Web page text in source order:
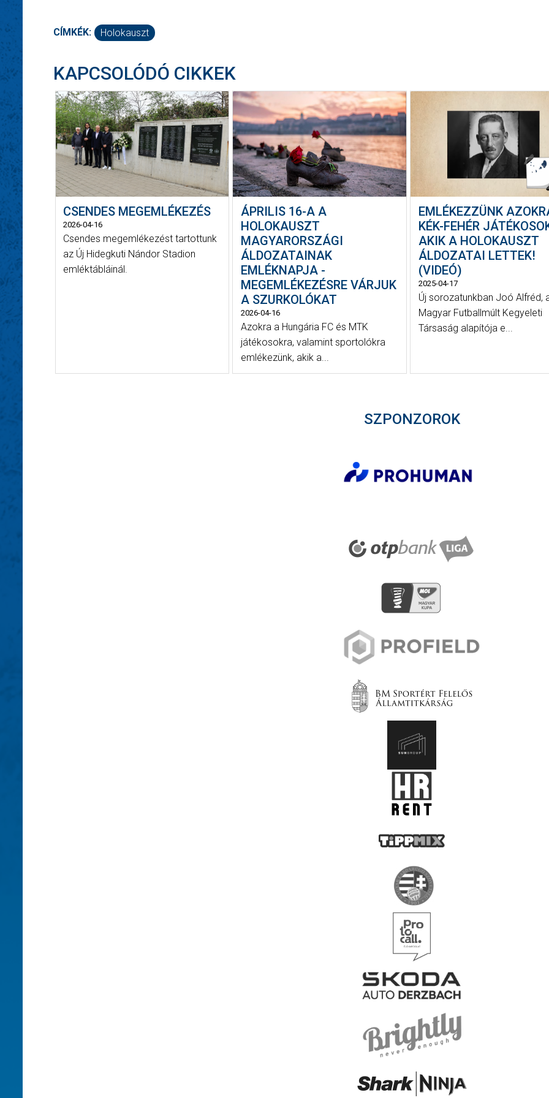
CÍMKÉK: Holokauszt
KAPCSOLÓDÓ CIKKEK
CSENDES MEGEMLÉKEZÉS
2026-04-16
Csendes megemlékezést tartottunk
az Új Hidegkuti Nándor Stadion
emléktábláinál.
ÁPRILIS 16-A A
HOLOKAUSZT
MAGYARORSZÁGI
ÁLDOZATAINAK
EMLÉKNAPJA -
MEGEMLÉKEZÉSRE VÁRJUK
A SZURKOLÓKAT
2026-04-16
Azokra a Hungária FC és MTK
játékosokra, valamint sportolókra
emlékezünk, akik a...
EMLÉKEZZÜNK
KÉK-FEHÉR
AKIK A HOLOKAUSZT
ÁLDOZATAI LETTEK!
(VIDEÓ)
2025-04-17
Új sorozatunkban Joó Alfréd,
Magyar Futballmúlt Kegyeleti
Társaság alapítója e...
SZPONZOROK